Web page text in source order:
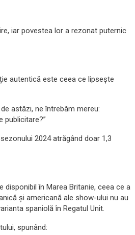
iar povestea lor a rezonat puternic
autentică este ceea ce lipsește
astăzi, ne întrebăm mereu:
publicitare?”
2024 atrăgând doar 1,3
în Marea Britanie, ceea ce a
și americană ale show-ului nu au
spaniolă în Regatul Unit.
spunând: